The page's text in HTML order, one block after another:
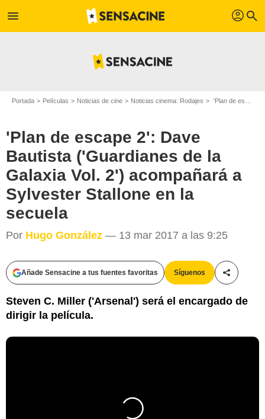
menu profil search
Portada Películas Noticias de cine Noticias cinema: Rodajes 'Plan de escape 2': Dave Bautista ('Guardianes de la Galaxia Vol. 2') acompañará a Sylvester Stallone en la secuela
'Plan de escape 2': Dave
Bautista ('Guardianes de la
Galaxia Vol. 2') acompañará a
Sylvester Stallone en la
secuela
Por Hugo González — 13 mar 2017 a las 9:25
Añade Sensacine a tus fuentes favoritas Síguenos
Steven C. Miller ('Arsenal') será el encargado de
dirigir la película.